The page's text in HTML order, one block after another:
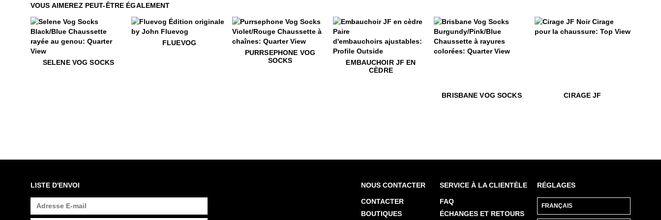
possibles uniquement pour les articles
neufs dans les 14 jours suivant la date de
réception de l’achat.
VOUS AIMEREZ PEUT-ÊTRE ÉGALEMENT
Selene Vog Socks
SELENE VOG SOCKS
FLUEVOG
Purrsephone Vog Socks
PURRSEPHONE VOG
SOCKS
Embauchoir JF en cèdre
EMBAUCHOIR JF EN
CÈDRE
Brisbane Vog Socks
BRISBANE VOG SOCKS CIRAGE JF
LISTE D'ENVOI NOUS CONTACTER
CONTACTER
BOUTIQUES
SERVICE À LA CLIENTÈLE
FAQ
ÉCHANGES ET RETOURS
RÉGLAGES